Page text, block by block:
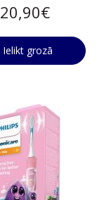
20,90€
Ielikt grozā